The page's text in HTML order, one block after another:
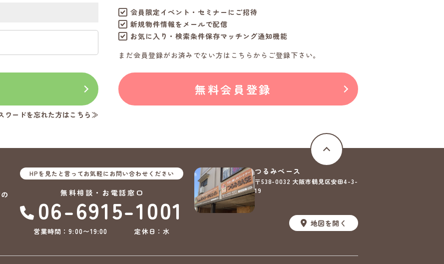
ワードを忘れた方はこちら≫
会員限定イベント・セミナーにご招待
新規物件情報をメールで配信
お気に入り・検索条件保存マッチング通知機能
まだ会員登録がお済みでない方はこちらからご登録下さい。
無料会員登録
HPを見たと言ってお気軽にお問い合わせください
無料相談・お電話窓口
06-6915-1001
営業時間：9:00〜19:00 定休日：水
つるみベース
〒538-0032 大阪市鶴見区安田4-3-
19
地図を開く